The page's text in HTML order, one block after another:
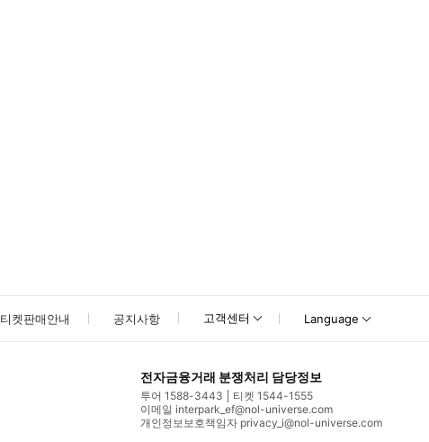
티켓판매안내 공지사항 고객센터 Language
전자금융거래 분쟁처리 담당정보
투어 1588-3443
티켓 1544-1555
이메일 interpark_ef@nol-universe.com
개인정보보호책임자 privacy_i@nol-universe.com